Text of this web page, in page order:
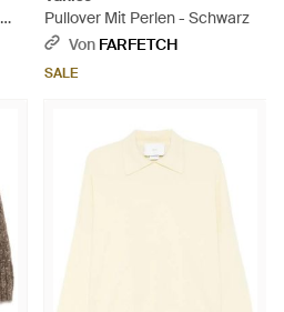
Pullover Mit Perlen - Schwarz
Von FARFETCH
SALE